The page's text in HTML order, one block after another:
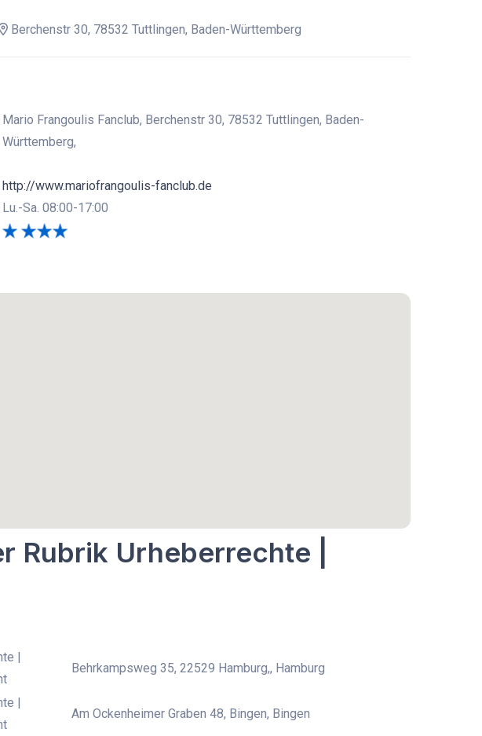
Berchenstr 30, 78532 Tuttlingen, Baden-Württemberg
Mario Frangoulis Fanclub, Berchenstr 30, 78532 Tuttlingen, Baden-
Württemberg,
http://www.mariofrangoulis-fanclub.de
Lu.-Sa. 08:00-17:00
Rubrik Urheberrechte |
|
Behrkampsweg 35, 22529 Hamburg,, Hamburg
|
Am Ockenheimer Graben 48, Bingen, Bingen